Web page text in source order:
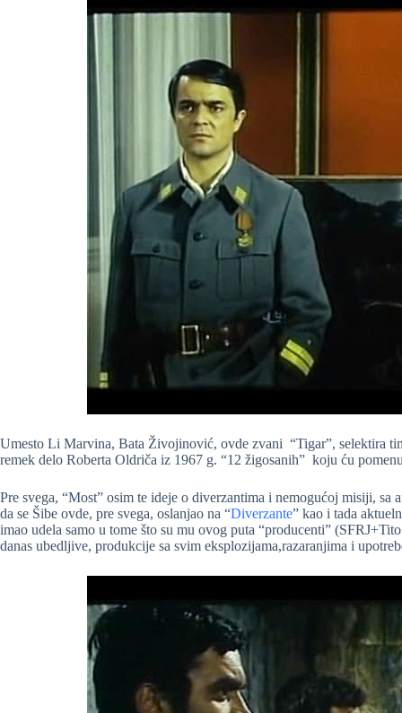
Umesto Li Marvina, Bata Živojinović, ovde zvani “Tigar”, selektira
remek delo Roberta Oldriča iz 1967 g. “12 žigosanih” koju ću
Pre svega, “Most” osim te ideje o diverzantima i nemogućoj misiji, sa
da se Šibe ovde, pre svega, oslanjao na “Diverzante” kao i tada
imao udela samo u tome što su mu ovog puta “producenti”
danas ubedljive, produkcije sa svim eksplozijama,razaranjima i